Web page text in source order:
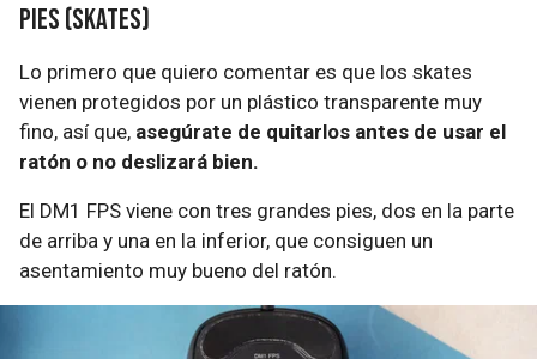
Pies (skates)
Lo primero que quiero comentar es que los skates
vienen protegidos por un plástico transparente muy
fino, así que, asegúrate de quitarlos antes de usar el
ratón o no deslizará bien.
El DM1 FPS viene con tres grandes pies, dos en la parte
de arriba y una en la inferior, que consiguen un
asentamiento muy bueno del ratón.